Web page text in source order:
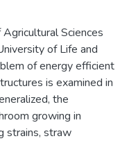
Sciences
of Life and
of energy efficient
is examined in
the
growing in
strains, straw